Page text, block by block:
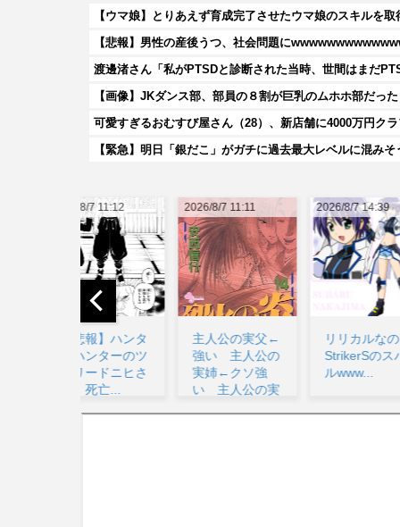
【悲報】男性の産後うつ、社会問題に
【画像】JKダンス部、部員の８割が巨乳のムホホ部だっ
2026/8/7 14:39
リリカルなのは
StrikerSのスバ
ルwww...
2026/8/
正直
シュ
2026/8/7 11:11
主人公の実父←
強い 主人公の
実姉←クソ強
い 主人公の実